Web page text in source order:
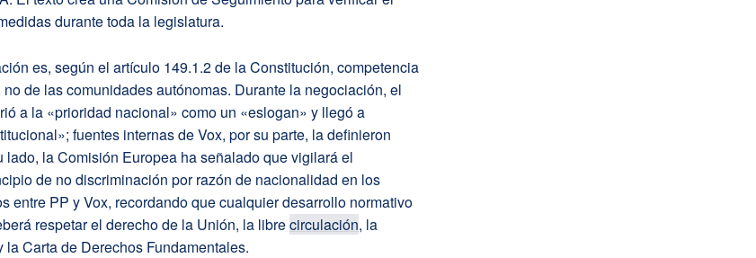
durante toda la legislatura.
es, según el artículo 149.1.2 de la Constitución, competencia
de las comunidades autónomas. Durante la negociación, el
a la «prioridad nacional» como un «eslogan» y llegó a
fuentes internas de Vox, por su parte, la definieron
lado, la Comisión Europea ha señalado que vigilará el
de no discriminación por razón de nacionalidad en los
entre PP y Vox, recordando que cualquier desarrollo normativo
respetar el derecho de la Unión, la librecirculación, la
Carta de Derechos Fundamentales.